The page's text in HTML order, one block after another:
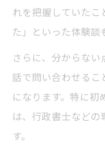
れを把握していたこ
た」といった体験談
さらに、分からな
話で問い合わせるこ
になります。特に
は、行政書士など
す。